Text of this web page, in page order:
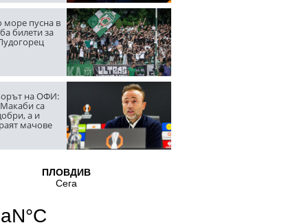
море пусна в
билети за
на ОФИ:
са
а и
мачове